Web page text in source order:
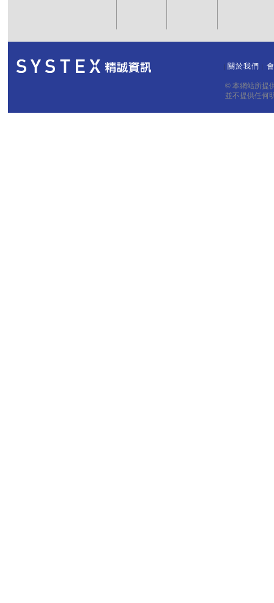
關於我們
© 本網站所提
並不提供任何